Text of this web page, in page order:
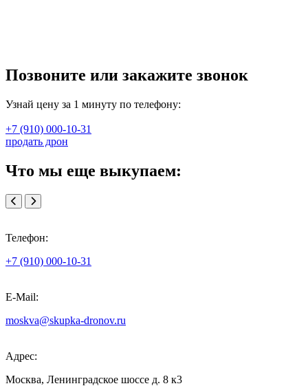
Позвоните или закажите звонок
Узнай цену за 1 минуту по телефону:
+7 (910) 000-10-31
продать дрон
Что мы еще выкупаем:
Телефон:
+7 (910) 000-10-31
E-Mail:
moskva@skupka-dronov.ru
Адрес:
Москва, Ленинградское шоссе д. 8 к3